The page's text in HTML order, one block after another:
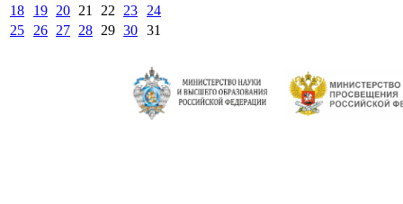
18
19 20 21 22 23 24
25 26 27 28 29 30 31